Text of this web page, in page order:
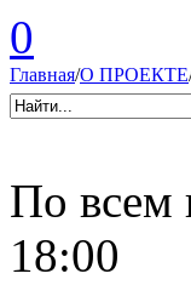
0
Главная/О ПРОЕКТЕ
По всем
18:00